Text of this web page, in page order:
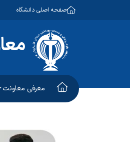
صفحه اصلی دانشگاه
معرفی معاونت
معاون اجرایی